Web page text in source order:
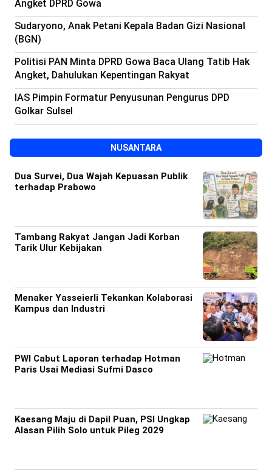
Angket DPRD Gowa
Sudaryono, Anak Petani Kepala Badan Gizi Nasional
(BGN)
Politisi PAN Minta DPRD Gowa Baca Ulang Tatib Hak
Angket, Dahulukan Kepentingan Rakyat
IAS Pimpin Formatur Penyusunan Pengurus DPD
Golkar Sulsel
NUSANTARA
Dua Survei, Dua Wajah Kepuasan Publik
terhadap Prabowo
Tambang Rakyat Jangan Jadi Korban
Tarik Ulur Kebijakan
Menaker Yasseierli Tekankan Kolaborasi
Kampus dan Industri
PWI Cabut Laporan terhadap Hotman
Paris Usai Mediasi Sufmi Dasco
Kaesang Maju di Dapil Puan, PSI Ungkap
Alasan Pilih Solo untuk Pileg 2029